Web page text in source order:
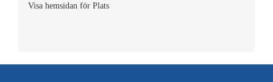
Visa hemsidan för Plats